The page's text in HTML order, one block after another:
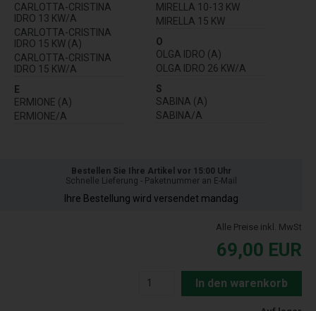
CARLOTTA-CRISTINA
IDRO 13 KW/A
CARLOTTA-CRISTINA
IDRO 15 KW (A)
CARLOTTA-CRISTINA
IDRO 15 KW/A
E
ERMIONE (A)
ERMIONE/A
MIRELLA 10-13 KW
MIRELLA 15 KW
O
OLGA IDRO (A)
OLGA IDRO 26 KW/A
S
SABINA (A)
SABINA/A
Bestellen Sie Ihre Artikel vor 15:00 Uhr
Schnelle Lieferung - Paketnummer an E-Mail
Ihre Bestellung wird versendet mandag
Alle Preise inkl. MwSt
69,00 EUR
In den warenkorb